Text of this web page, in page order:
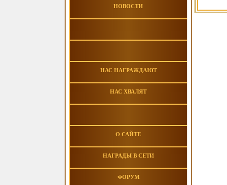
НОВОСТИ
НАС НАГРАЖДАЮТ
НАС ХВАЛЯТ
О САЙТЕ
НАГРАДЫ В СЕТИ
ФОРУМ